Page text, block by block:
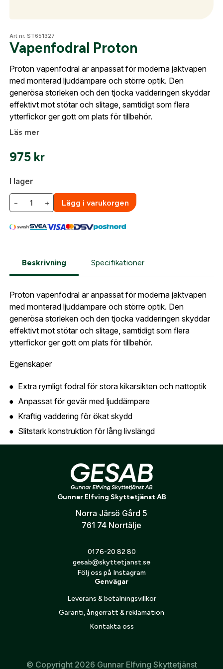
Optik
Mer
Mitt konto
Kontakta oss
Art nr. ST651327
Vapenfodral Proton
Proton vapenfodral är anpassat för moderna jaktvapen
med monterad ljuddämpare och större optik. Den
generösa storleken och den tjocka vadderingen skyddar
effektivt mot stötar och slitage, samtidigt som flera
ytterfickor ger gott om plats för tillbehör.
Läs mer
975 kr
I lager
− + Lägg i varukorgen
Beskrivning Specifikationer
Proton vapenfodral är anpassat för moderna jaktvapen
med monterad ljuddämpare och större optik. Den
generösa storleken och den tjocka vadderingen skyddar
effektivt mot stötar och slitage, samtidigt som flera
ytterfickor ger gott om plats för tillbehör.
Egenskaper
Extra rymligt fodral för stora kikarsikten och nattoptik
Anpassat för gevär med ljuddämpare
Kraftig vaddering för ökat skydd
Slitstark konstruktion för lång livslängd
3 stora vadderade bäljfickor med dragkedja
Gott om plats för tillbehör och utrustning
Logga in
Logga in för att handla med dina avtalspriser, smidig
fakturabetalning och tillgång till orderhistorik.
När du är inloggad hanteras beställningen
E-postadress:
Skapa konto och handla enklare
konto hos oss får du snabbare utcheckning,
uppgifter.
oss så hjälper vi dig att skapa ett konto.
Skapa konto
formuläret så återkommer vi till dig när kontot är
skapat. I vår FAQ hittar du svar på de vanligaste
Företag- eller Föreningsnamn:*
Org. nummer
Leverans & fakturaadress
Postnummer:
Ort:*
Telefon:*
Land:*
E-post:* (kommer bli ditt användarnamn)
Verifiera e-post:*
Jag godkänner att mina personuppgifter behandlas enligt
Fyll i din e-post adress nedan så kontaktar vi dig
sortiment.
E-post adress
Jag godkänner att mina uppgifter sparas enligt
integritetspolicyn.
Gunnar Elfving Skyttetjänst AB
Norra Järsö Gård 5
761 74 Norrtälje
0176-20 82 80
gesab@skyttetjanst.se
Följ oss på Instagram
Genvägar
Leverans & betalningsvillkor
Garanti, ångerrätt & reklamation
Kontakta oss
© Copyright 2026 Gunnar Elfving Skyttetjänst